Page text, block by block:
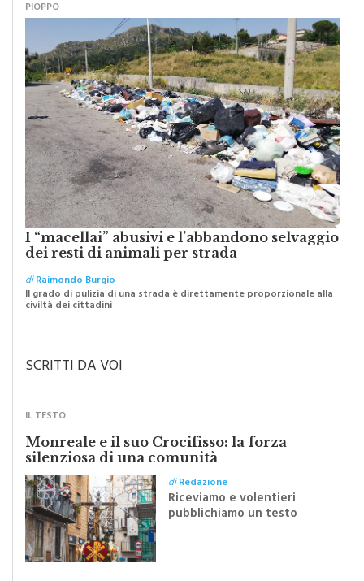
I “macellai” abusivi e l’abbandono selvaggio
dei resti di animali per strada
diRaimondo Burgio
Il grado di pulizia di una strada è direttamente proporzionale alla
civiltà dei cittadini
Monreale e il suo Crocifisso: la forza
silenziosa di una comunità
diRedazione
Riceviamo e volentieri
pubblichiamo un testo
inviato dalla scrittrice
monrealese Mariella